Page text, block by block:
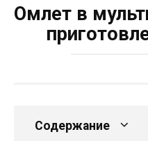
Омлет в
Содержание